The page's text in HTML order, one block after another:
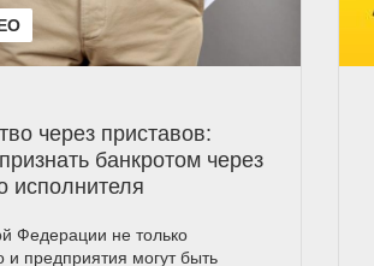
через приставов:
банкротом через
исполнителя
Федерации не только
и предприятия могут быть